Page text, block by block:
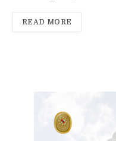
READ MORE